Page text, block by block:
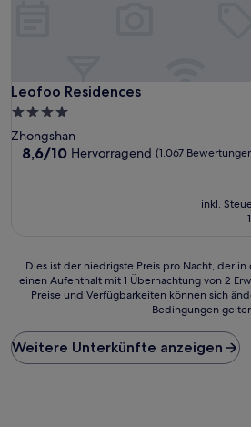
Leofoo Residences
Leofoo Residences
4.0-
Sterne-
Unterkunft
Zhongshan
8.6
8,6/10 Hervorragend (1.067
inkl.
Dies
ist
Preis
pro
Nacht,
Dies ist der niedrigste Preis pro Nacht, der
einen Aufenthalt mit 1 Übernachtung von 2
Preise und Verfügbarkeiten können sich
Bedingungen
Weitere Unterkünfte anzeigen